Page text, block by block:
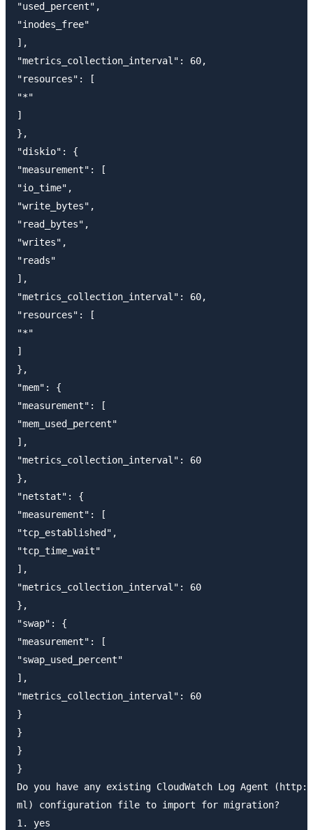
"used_percent",
"inodes_free"
],
"metrics_collection_interval": 60,
"resources": [
"*"
]
},
"diskio": {
"measurement": [
"io_time",
"write_bytes",
"read_bytes",
"writes",
"reads"
],
"metrics_collection_interval": 60,
"resources": [
"*"
]
},
"mem": {
"measurement": [
"mem_used_percent"
],
"metrics_collection_interval": 60
},
"netstat": {
"measurement": [
"tcp_established",
"tcp_time_wait"
],
"metrics_collection_interval": 60
},
"swap": {
"measurement": [
"swap_used_percent"
],
"metrics_collection_interval": 60
}
}
}
}
Do you have any existing CloudWatch Log Agent
ml) configuration file to import for migration?
1. yes